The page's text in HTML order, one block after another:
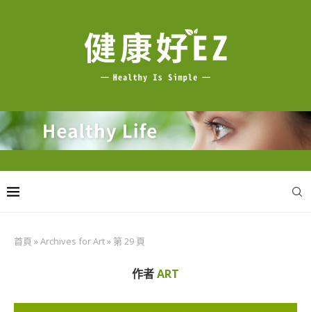
首頁 »Archives for Art» 第 29 頁
作者ART